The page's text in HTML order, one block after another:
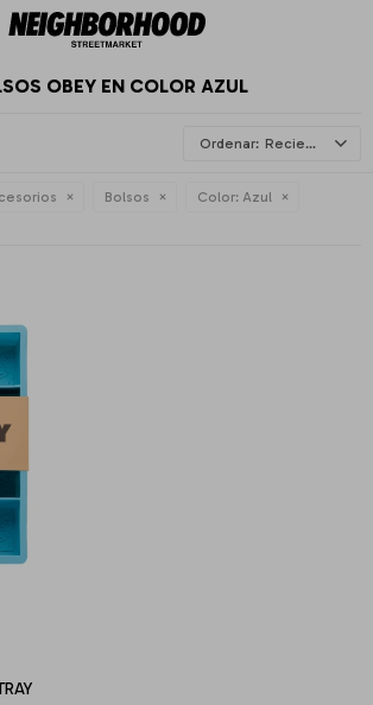
OBEY EN COLOR AZUL
Recientes
Bolsos Color: Azul